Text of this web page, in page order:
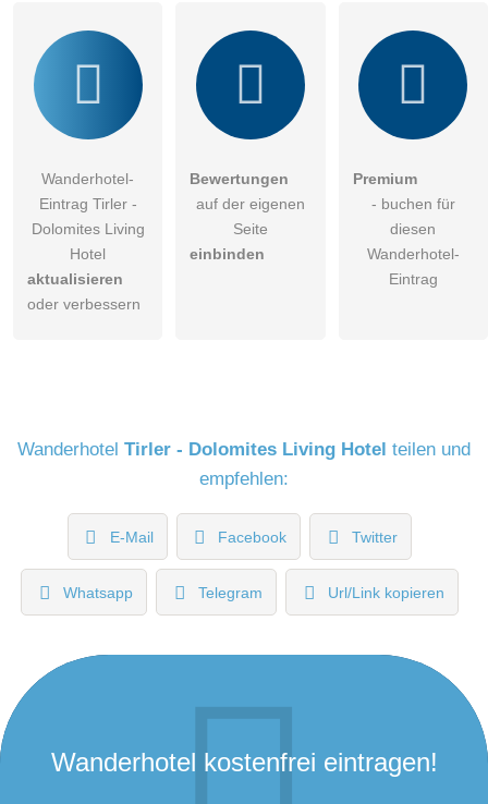
Wanderhotel-
Eintrag Tirler -
Dolomites Living
Hotel
aktualisieren
oder verbessern
Bewertungen
auf der eigenen
Seite
einbinden
Premium
- buchen für
diesen
Wanderhotel-
Eintrag
Wanderhotel Tirler - Dolomites Living Hotel teilen und
empfehlen:
E-Mail Facebook Twitter
Whatsapp Telegram Url/Link kopieren
Wanderhotel kostenfrei eintragen!